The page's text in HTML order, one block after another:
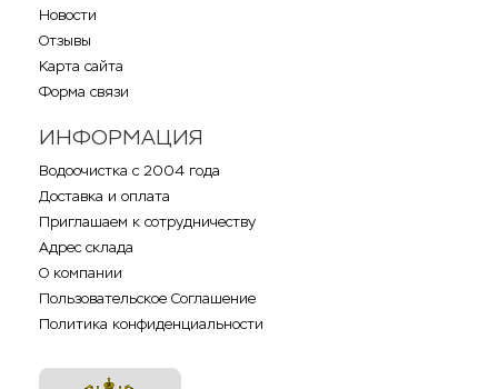
Новости
Отзывы
Карта сайта
Форма связи
ИНФОРМАЦИЯ
Водоочистка с 2004 года
Доставка и оплата
Приглашаем к сотрудничеству
Адрес склада
О компании
Пользовательское Соглашение
Политика конфиденциальности